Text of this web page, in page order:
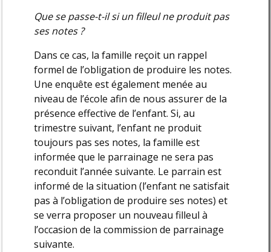
Que se passe-t-il si un filleul ne produit pas
ses notes ?
Dans ce cas, la famille reçoit un rappel
formel de l’obligation de produire les notes.
Une enquête est également menée au
niveau de l’école afin de nous assurer de la
présence effective de l’enfant. Si, au
trimestre suivant, l’enfant ne produit
toujours pas ses notes, la famille est
informée que le parrainage ne sera pas
reconduit l’année suivante. Le parrain est
informé de la situation (l’enfant ne satisfait
pas à l’obligation de produire ses notes) et
se verra proposer un nouveau filleul à
l’occasion de la commission de parrainage
suivante.